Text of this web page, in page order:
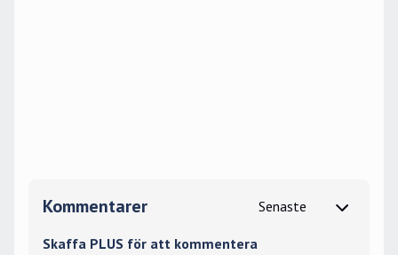
Kommentarer
Skaffa PLUS för att kommentera